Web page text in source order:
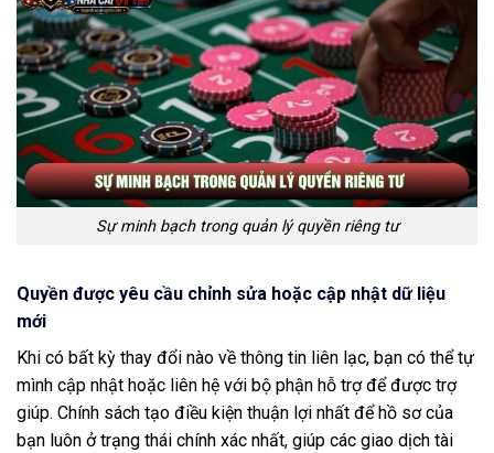
Sự minh bạch trong quản lý quyền riêng tư
Quyền được yêu cầu chỉnh sửa hoặc cập nhật dữ liệu
mới
Khi có bất kỳ thay đổi nào về thông tin liên lạc, bạn có thể tự
mình cập nhật hoặc liên hệ với bộ phận hỗ trợ để được trợ
giúp. Chính sách tạo điều kiện thuận lợi nhất để hồ sơ của
bạn luôn ở trạng thái chính xác nhất, giúp các giao dịch tài